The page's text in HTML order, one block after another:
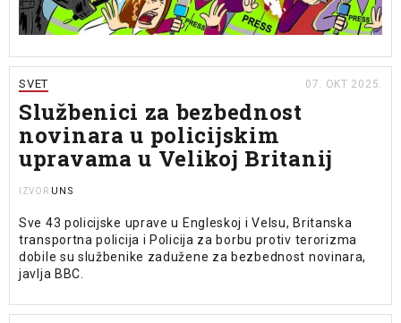
SVET 07. OKT 2025.
Službenici za bezbednost
novinara u policijskim
upravama u Velikoj Britanij
IZVOR UNS
Sve 43 policijske uprave u Engleskoj i Velsu, Britanska
transportna policija i Policija za borbu protiv terorizma
dobile su službenike zadužene za bezbednost novinara,
javlja BBC.